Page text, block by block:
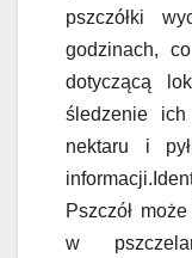
pszczółki
godzinach,
dotyczącą
śledzenie ich
nektaru i
Pszczół
w